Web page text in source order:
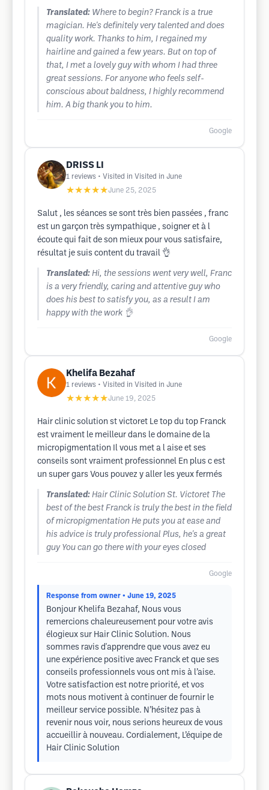
Translated: Where to begin? Franck is a true
magician. He's definitely very talented and does
quality work. Thanks to him, I regained my
hairline and gained a few years. But on top of
that, I met a lovely guy with whom I had three
great sessions. For anyone who feels self-
conscious about baldness, I highly recommend
him. A big thank you to him.
Google
DRISS LI
1 reviews • Visited in Visited in June
★★★★★June 25, 2025
Salut , les séances se sont très bien passées , franc
est un garçon très sympathique , soigner et à l
écoute qui fait de son mieux pour vous satisfaire,
résultat je suis content du travail 👌
Translated: Hi, the sessions went very well, Franc
is a very friendly, caring and attentive guy who
does his best to satisfy you, as a result I am
happy with the work 👌
Google
Khelifa Bezahaf
1 reviews • Visited in Visited in June
★★★★★June 19, 2025
Hair clinic solution st victoret Le top du top Franck
est vraiment le meilleur dans le domaine de la
micropigmentation Il vous met a l aise et ses
conseils sont vraiment professionnel En plus c est
un super gars Vous pouvez y aller les yeux fermés
Translated: Hair Clinic Solution St. Victoret The
best of the best Franck is truly the best in the field
of micropigmentation He puts you at ease and
his advice is truly professional Plus, he's a great
guy You can go there with your eyes closed
Google
Response from owner • June 19, 2025
Bonjour Khelifa Bezahaf, Nous vous
remercions chaleureusement pour votre avis
élogieux sur Hair Clinic Solution. Nous
sommes ravis d'apprendre que vous avez eu
une expérience positive avec Franck et que ses
conseils professionnels vous ont mis à l’aise.
Votre satisfaction est notre priorité, et vos
mots nous motivent à continuer de fournir le
meilleur service possible. N’hésitez pas à
revenir nous voir, nous serions heureux de vous
accueillir à nouveau. Cordialement, L’équipe de
Hair Clinic Solution